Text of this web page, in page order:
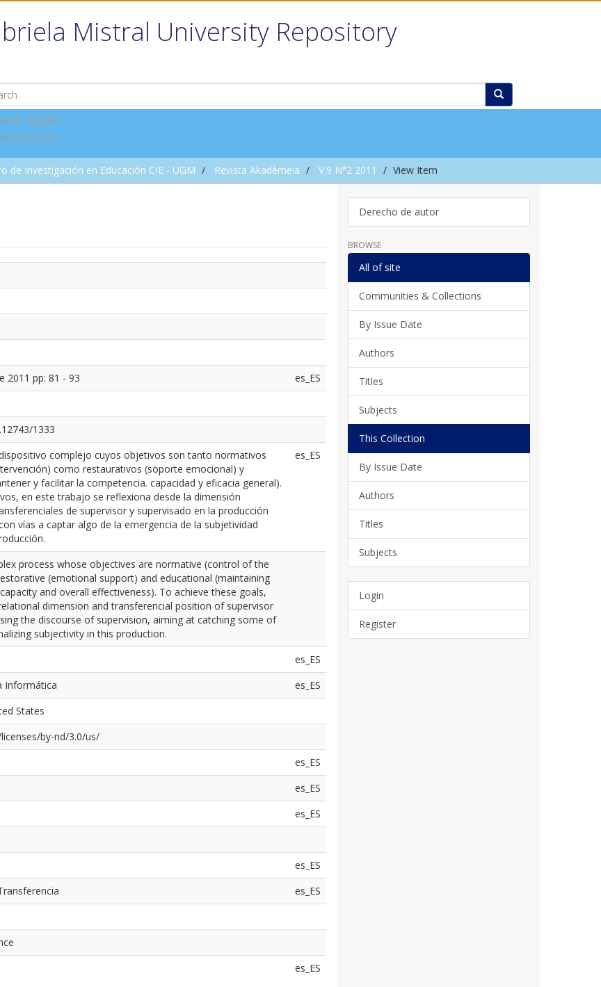
Mistral University Repository
DSpace
Collection
de Investigación en Educación CIE - UGM Revista Akadèmeia V.9 N°2 2011 View Item
2011 pp: 81 - 93
es_ES
1333
complejo cuyos objetivos son tanto normativos
como restaurativos (soporte emocional) y
y facilitar la competencia. capacidad y eficacia general).
en este trabajo se reflexiona desde la dimensión
de supervisor y supervisado en la producción
vías a captar algo de la emergencia de la subjetividad
es_ES
process whose objectives are normative (control of the
(emotional support) and educational (maintaining
and overall effectiveness). To achieve these goals,
dimension and transferencial position of supervisor
the discourse of supervision, aiming at catching some of
subjectivity in this production.
es_ES
Informática
es_ES
States
by-nd/3.0/us/
es_ES
es_ES
es_ES
es_ES
es_ES
es_ES
Derecho de autor
BROWSE
All of site
Communities & Collections
By Issue Date
Authors
Titles
Subjects
This Collection
By Issue Date
Authors
Titles
Subjects
Login
Register